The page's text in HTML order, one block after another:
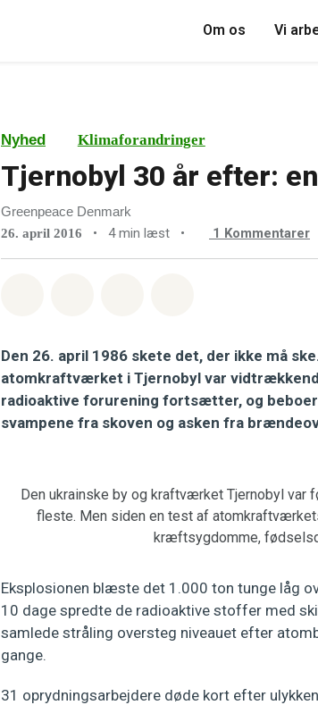
Om os Vi
Nyhed Klimaforandringer
Tjernobyl 30 år efter:
Greenpeace Denmark
26. april 2016 • 4 min læst • 1 Kommentarer
Den 26. april 1986 skete det, der ikke må
atomkraftværket i Tjernobyl var
radioaktive forurening fortsætter, og
svampene fra skoven og asken fra
Den ukrainske by og kraftværket Tjernobyl var
fleste. Men siden en test af
kræftsygdomme,
Eksplosionen blæste det 1.000 ton tunge låg
10 dage spredte de radioaktive stoffer med
samlede stråling oversteg niveauet efter
gange.
31 oprydningsarbejdere døde kort efter